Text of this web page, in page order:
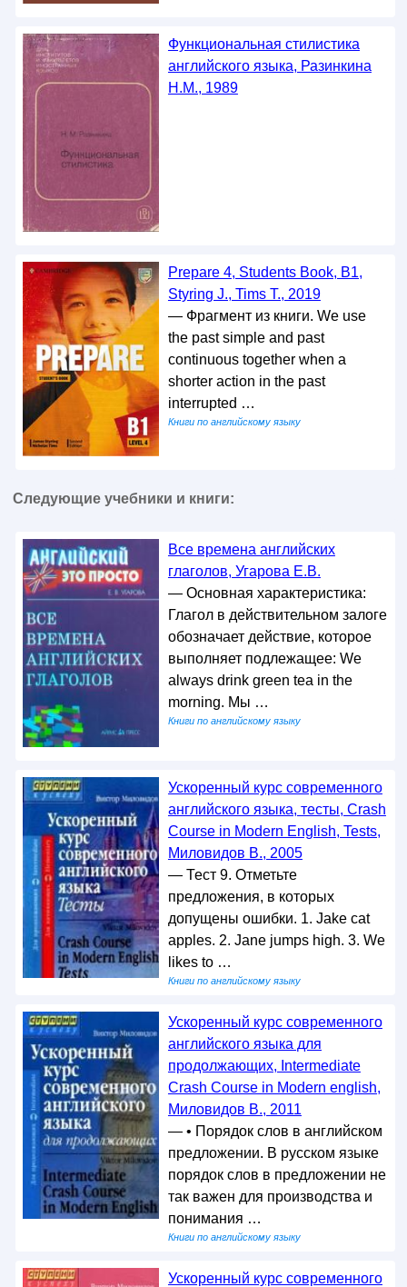
Функциональная стилистика
английского языка, Разинкина
Н.М., 1989
Prepare 4, Students Book, B1,
Styring J., Tims T., 2019
— Фрагмент из книги. We use
the past simple and past
continuous together when а
shorter action in the past
interrupted …
Книги по английскому языку
Следующие учебники и книги:
Все времена английских
глаголов, Угарова Е.В.
— Основная характеристика:
Глагол в действительном залоге
обозначает действие, которое
выполняет подлежащее: We
always drink green tea in the
morning. Мы …
Книги по английскому языку
Ускоренный курс современного
английского языка, тесты, Crash
Course in Modern English, Tests,
Миловидов В., 2005
— Тест 9. Отметьте
предложения, в которых
допущены ошибки. 1. Jake cat
apples. 2. Jane jumps high. 3. We
likes to …
Книги по английскому языку
Ускоренный курс современного
английского языка для
продолжающих, Intermediate
Crash Course in Modern english,
Миловидов В., 2011
— • Порядок слов в английском
предложении. В русском языке
порядок слов в предложении не
так важен для производства и
понимания …
Книги по английскому языку
Ускоренный курс современного